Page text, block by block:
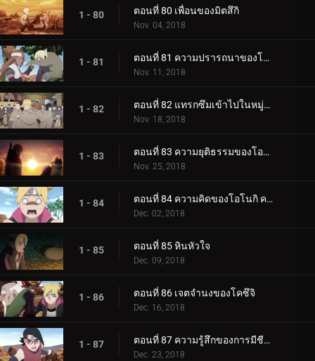
1 - 80 ตอนที่ 80 เพื่อนของมิตสึกิ
Nov. 04, 2018
1 - 81 ตอนที่ 81 ความปรารถนาของโบรูโตะ
Nov. 11, 2018
1 - 82 ตอนที่ 82 แทรกซึมเข้าไปในหมู่บ้านหินที่ซ่อนอยู่
Nov. 18, 2018
1 - 83 ตอนที่ 83 ความยุติธรรมของโอโนกิ
Nov. 25, 2018
1 - 84 ตอนที่ 84 ความคิดของโอโนกิ ความคิดของคู
Dec. 02, 2018
1 - 85 ตอนที่ 85 หินหัวใจ
Dec. 09, 2018
1 - 86 ตอนที่ 86 เจตจำนงของโคซึจิ
Dec. 16, 2018
1 - 87 ตอนที่ 87 ความรู้สึกของการมีชีวิต
Dec. 23, 2018